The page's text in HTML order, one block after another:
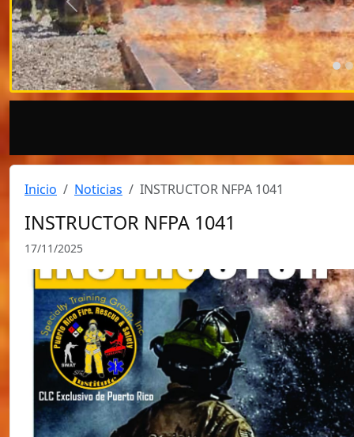
Anterior
Inicio Noticias INSTRUCTOR NFPA 1041
INSTRUCTOR NFPA 1041
17/11/2025